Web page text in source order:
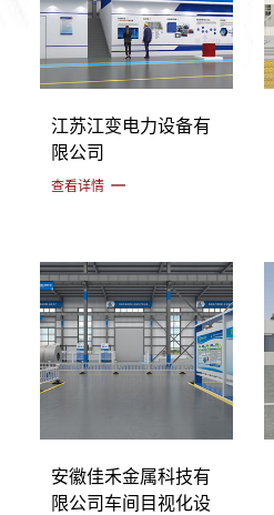
江苏江变电力设备有
限公司
查看详情
安徽佳禾金属科技有
限公司车间目视化设